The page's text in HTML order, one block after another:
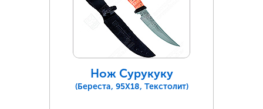
Нож Сурукуку
(Береста, 95Х18, Текстолит)